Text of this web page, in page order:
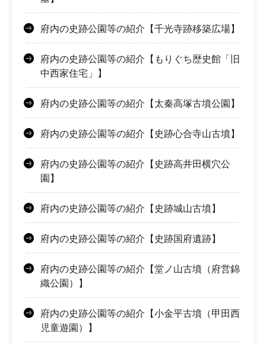
府内の史跡公園等の紹介【千光寺跡移築広場】
府内の史跡公園等の紹介【もりぐち歴史館「旧
中西家住宅」】
府内の史跡公園等の紹介【太秦高塚古墳公園】
府内の史跡公園等の紹介【史跡心合寺山古墳】
府内の史跡公園等の紹介【史跡高井田横穴公
園】
府内の史跡公園等の紹介【史跡城山古墳】
府内の史跡公園等の紹介【史跡国府遺跡】
府内の史跡公園等の紹介【堂ノ山古墳（府営錦
織公園）】
府内の史跡公園等の紹介【小金平古墳（甲田西
児童遊園）】